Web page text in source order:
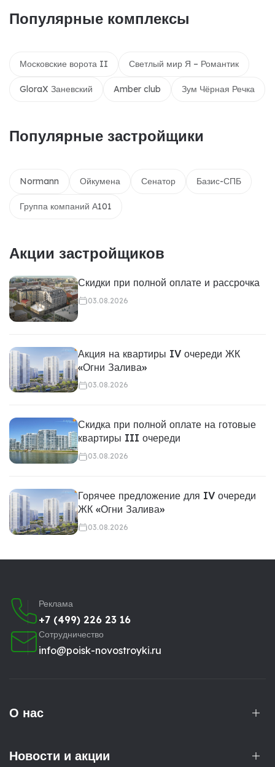
Популярные комплексы
Московские ворота II Светлый мир Я – Романтик
GloraX Заневский Amber club Зум Чёрная Речка
Популярные застройщики
Normann Ойкумена Сенатор Базис-СПБ
Группа компаний А101
Акции застройщиков
Скидки при полной оплате и рассрочка
03.08.2026
Акция на квартиры IV очереди ЖК
«Огни Залива»
03.08.2026
Скидка при полной оплате на готовые
квартиры III очереди
03.08.2026
Горячее предложение для IV очереди
ЖК «Огни Залива»
03.08.2026
Реклама
+7 (499) 226 23 16
Сотрудничество
info@poisk-novostroyki.ru
О нас
Новости и акции